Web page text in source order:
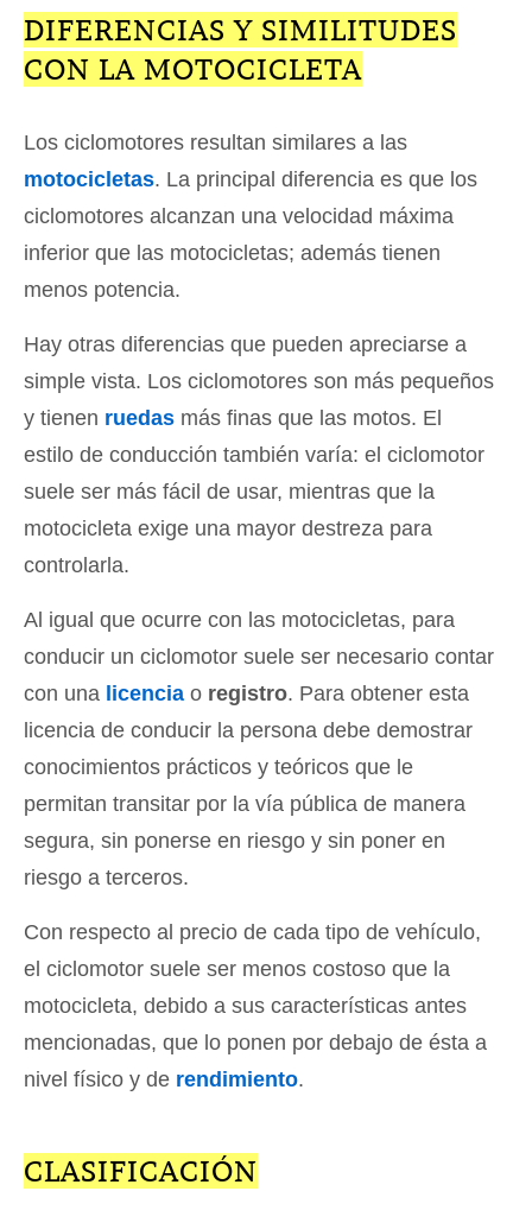
DIFERENCIAS Y SIMILITUDES
CON LA MOTOCICLETA
Los ciclomotores resultan similares a las
motocicletas. La principal diferencia es que los
ciclomotores alcanzan una velocidad máxima
inferior que las motocicletas; además tienen
menos potencia.
Hay otras diferencias que pueden apreciarse a
simple vista. Los ciclomotores son más pequeños
y tienen ruedas más finas que las motos. El
estilo de conducción también varía: el ciclomotor
suele ser más fácil de usar, mientras que la
motocicleta exige una mayor destreza para
controlarla.
Al igual que ocurre con las motocicletas, para
conducir un ciclomotor suele ser necesario contar
con una licencia o registro. Para obtener esta
licencia de conducir la persona debe demostrar
conocimientos prácticos y teóricos que le
permitan transitar por la vía pública de manera
segura, sin ponerse en riesgo y sin poner en
riesgo a terceros.
Con respecto al precio de cada tipo de vehículo,
el ciclomotor suele ser menos costoso que la
motocicleta, debido a sus características antes
mencionadas, que lo ponen por debajo de ésta a
nivel físico y de rendimiento.
CLASIFICACIÓN